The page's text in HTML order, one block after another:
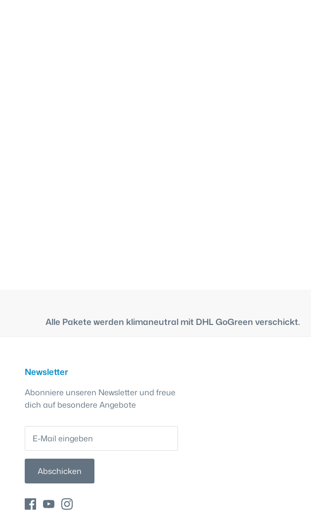
Alle Pakete werden klimaneutral mit DHL GoGreen verschickt.
Newsletter
Abonniere unseren Newsletter und freue
dich auf besondere Angebote
Abschicken